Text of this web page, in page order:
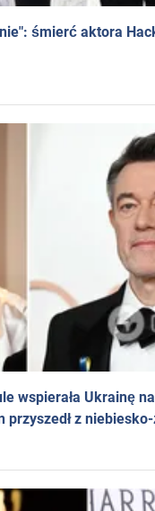
śmierć aktora
wspierała Ukrainę
z